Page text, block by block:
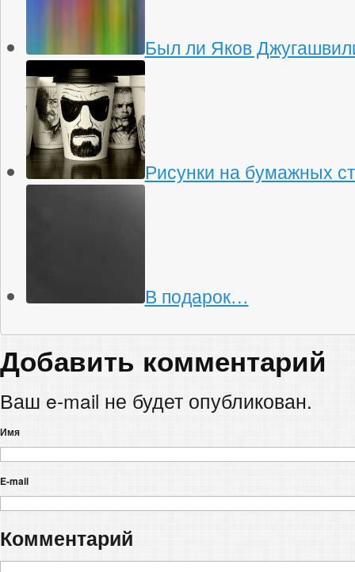
Был ли Яков
Рисунки на бумажных
В подарок…
Добавить комментарий
Ваш e-mail не будет опубликован.
Имя
E-mail
Комментарий